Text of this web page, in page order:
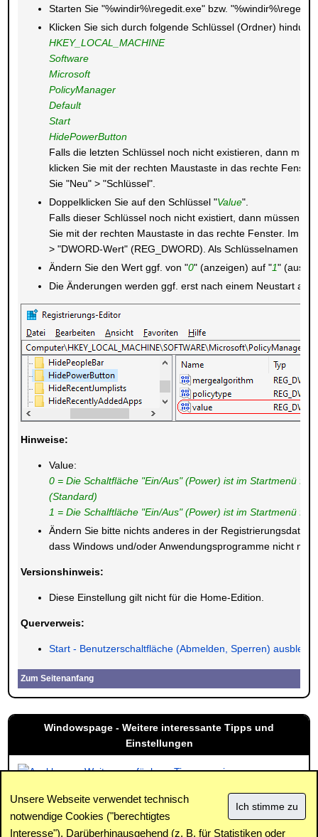
Starten Sie "%windir%\regedit.exe" bzw.
Klicken Sie sich durch folgende Schlüssel (Ordner)
HKEY_LOCAL_MACHINE
Software
Microsoft
PolicyManager
Default
Start
HidePowerButton
Falls die letzten Schlüssel noch nicht existieren, dann
klicken Sie mit der rechten Maustaste in das rechte
Sie "Neu" > "Schlüssel".
Doppelklicken Sie auf den Schlüssel "Value".
Falls dieser Schlüssel noch nicht existiert, dann müssen
Sie mit der rechten Maustaste in das rechte Fenster. Im
> "DWORD-Wert" (REG_DWORD). Als Schlüsselnamen
Ändern Sie den Wert ggf. von "0" (anzeigen) auf "1"
Die Änderungen werden ggf. erst nach einem Neustart
Hinweise:
Value:
0 = Die Schaltfläche "Ein/Aus" (Power) ist im Startmenü für
(Standard)
1 = Die Schalftläche "Ein/Aus" (Power) ist im Startmenü für
Ändern Sie bitte nichts anderes in der Registrierungsdatei.
dass Windows und/oder Anwendungsprogramme nicht
Versionshinweis:
Diese Einstellung gilt nicht für die Home-Edition.
Querverweis:
Start - Benutzerschaltfläche (Abmelden, Sperren)
Zum Seitenanfang
Windowspage - Weitere interessante Tipps und
Einstellungen
Weitere verfügbare Tipps anzeigen
Unsere Webseite verwendet technisch
notwendige Cookies ("berechtigtes
Interesse"). Darüberhinausgehend (z. B. für Statistiken oder
Impressum | Kontakt | Datenschutz / Cookies | SPAM /